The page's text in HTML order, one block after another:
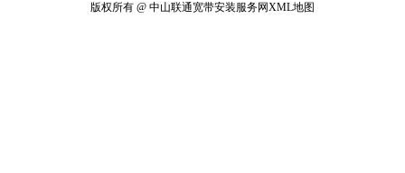
版权所有 @ 中山联通宽带安装服务网XML地图